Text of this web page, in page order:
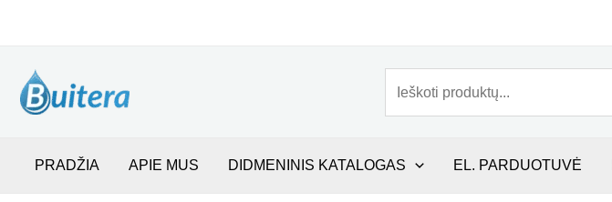
PRADŽIA APIE MUS DIDMENINIS KATALOGAS EL. PARDUOTUVĖ